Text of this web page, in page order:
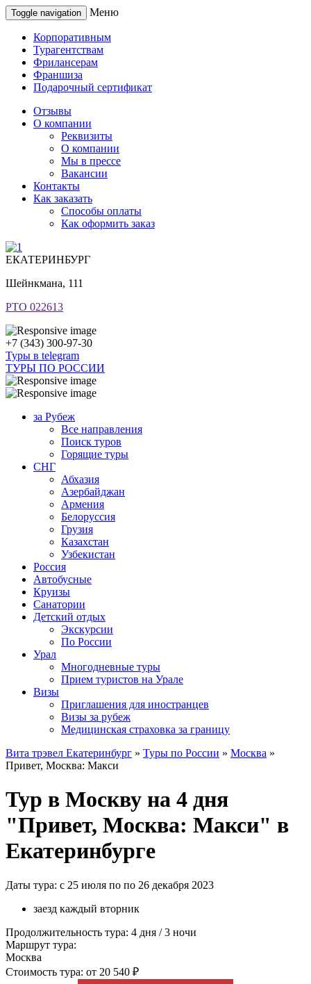
Toggle navigation Меню
Корпоративным
Турагентствам
Фрилансерам
Франшиза
Подарочный сертификат
Отзывы
О компании
Реквизиты
О компании
Мы в прессе
Вакансии
Контакты
Как заказать
Способы оплаты
Как оформить заказ
ЕКАТЕРИНБУРГ
Шейнкмана, 111
РТО 022613
+7 (343) 300-97-30
Туры в telegram
ТУРЫ ПО РОССИИ
за Рубеж
Все направления
Поиск туров
Горящие туры
СНГ
Абхазия
Азербайджан
Армения
Белоруссия
Грузия
Казахстан
Узбекистан
Россия
Автобусные
Круизы
Санатории
Детский отдых
Экскурсии
По России
Урал
Многодневные туры
Прием туристов на Урале
Визы
Приглашения для иностранцев
Визы за рубеж
Медицинская страховка за границу
Вита трэвел Екатеринбург » Туры по России » Москва »
Привет, Москва: Макси
Тур в Москву на 4 дня
"Привет, Москва: Макси" в
Екатеринбурге
Даты тура: с 25 июля по по 26 декабря 2023
заезд каждый вторник
Продолжительность тура: 4 дня / 3 ночи
Маршрут тура:
Москва
Стоимость тура: от 20 540 ₽